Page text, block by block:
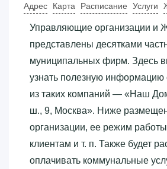
Адрес Карта Расписание Услуги
Управляющие организации и
представлены десятками
муниципальных фирм. Здесь
узнать полезную информацию
из таких компаний — «‎Наш
ш., 9, Москва»‎. Ниже
организации, ее режим
клиентам и т. п. Также будет
оплачивать коммунальные